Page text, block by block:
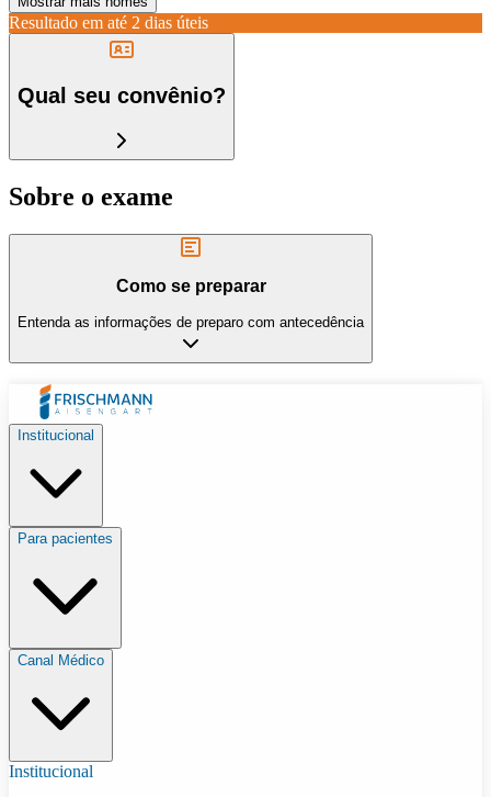
Resultado em até 2 dias úteis
Qual seu convênio?
Sobre o exame
Como se preparar
Entenda as informações de preparo com antecedência
Institucional
Para pacientes
Canal Médico
Institucional